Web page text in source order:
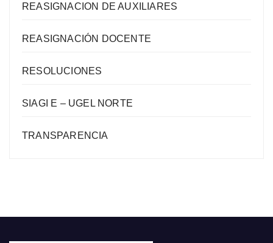
REASIGNACION DE AUXILIARES
REASIGNACIÓN DOCENTE
RESOLUCIONES
SIAGI E – UGEL NORTE
TRANSPARENCIA